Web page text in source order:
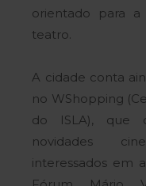
orientado para
teatro.
A cidade conta
no WShopping
do ISLA), que
novidades
interessados em